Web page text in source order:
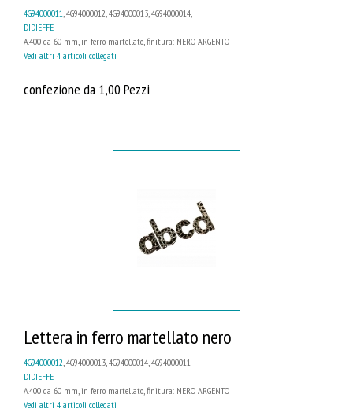
4G94000011 , 4G94000012, 4G94000013, 4G94000014,
DIDIEFFE
A.400 da 60 mm, in ferro martellato, finitura: NERO ARGENTO
Vedi altri 4 articoli collegati
confezione da 1,00 Pezzi
Lettera in ferro martellato nero
4G94000012, 4G94000013, 4G94000014, 4G94000011
DIDIEFFE
A.400 da 60 mm, in ferro martellato, finitura: NERO ARGENTO
Vedi altri 4 articoli collegati